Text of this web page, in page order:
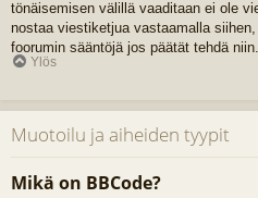
tönäisemisen välillä vaaditaan ei ole
nostaa viestiketjua vastaamalla
foorumin sääntöjä jos päätät tehdä niin.
Ylös
Muotoilu ja aiheiden tyypit
Mikä on BBCode?